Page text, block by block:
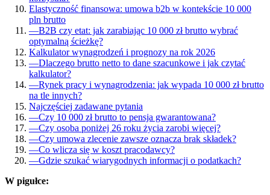
Elastyczność finansowa: umowa b2b w kontekście 10 000
pln brutto
—B2B czy etat: jak zarabiając 10 000 zł brutto wybrać
optymalną ścieżkę?
Kalkulator wynagrodzeń i prognozy na rok 2026
—Dlaczego brutto netto to dane szacunkowe i jak czytać
kalkulator?
—Rynek pracy i wynagrodzenia: jak wypada 10 000 zł brutto
na tle innych?
Najczęściej zadawane pytania
—Czy 10 000 zł brutto to pensja gwarantowana?
—Czy osoba poniżej 26 roku życia zarobi więcej?
—Czy umowa zlecenie zawsze oznacza brak składek?
—Co wlicza się w koszt pracodawcy?
—Gdzie szukać wiarygodnych informacji o podatkach?
W pigułce: